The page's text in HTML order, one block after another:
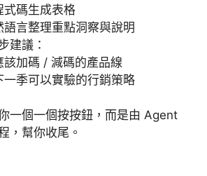
式碼生成表格
語言整理重點洞察與說明
建議：
該加碼 / 減碼的產品線
一季可以實驗的行銷策略
一個一個按按鈕，而是由 Agent
，幫你收尾。